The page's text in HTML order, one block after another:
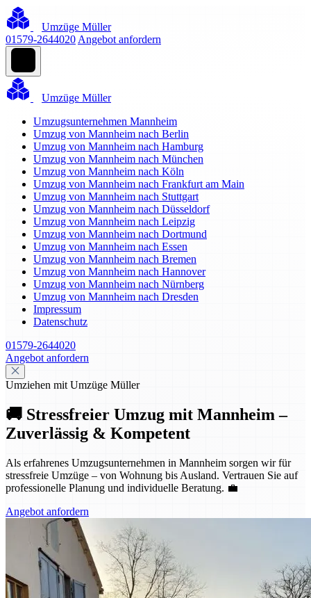
Umzüge Müller
01579-2644020 Angebot anfordern
Umzüge Müller
Umzugsunternehmen Mannheim
Umzug von Mannheim nach Berlin
Umzug von Mannheim nach Hamburg
Umzug von Mannheim nach München
Umzug von Mannheim nach Köln
Umzug von Mannheim nach Frankfurt am Main
Umzug von Mannheim nach Stuttgart
Umzug von Mannheim nach Düsseldorf
Umzug von Mannheim nach Leipzig
Umzug von Mannheim nach Dortmund
Umzug von Mannheim nach Essen
Umzug von Mannheim nach Bremen
Umzug von Mannheim nach Hannover
Umzug von Mannheim nach Nürnberg
Umzug von Mannheim nach Dresden
Impressum
Datenschutz
01579-2644020
Angebot anfordern
Umziehen mit Umzüge Müller
🚚 Stressfreier Umzug mit Mannheim –
Zuverlässig & Kompetent
Als erfahrenes Umzugsunternehmen in Mannheim sorgen wir für
stressfreie Umzüge – von Wohnung bis Ausland. Vertrauen Sie auf
professionelle Planung und individuelle Beratung. 💼
Angebot anfordern